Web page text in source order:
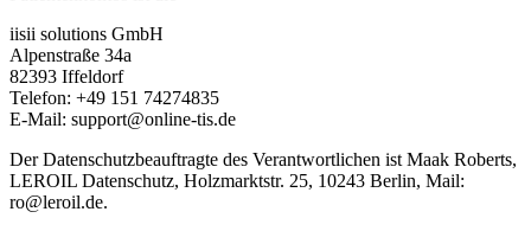
iisii solutions GmbH
Alpenstraße 34a
82393 Iffeldorf
Telefon: +49 151 74274835
E-Mail: support@online-tis.de
Der Datenschutzbeauftragte des Verantwortlichen ist Maak Roberts,
LEROIL Datenschutz, Holzmarktstr. 25, 10243 Berlin, Mail:
ro@leroil.de.